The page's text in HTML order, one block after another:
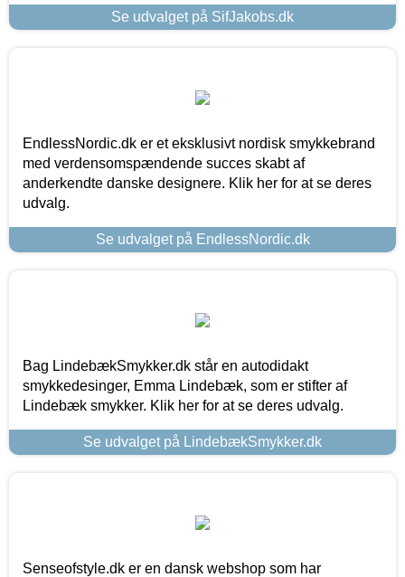
Se udvalget på SifJakobs.dk
EndlessNordic.dk er et eksklusivt nordisk smykkebrand
med verdensomspændende succes skabt af
anderkendte danske designere. Klik her for at se deres
udvalg.
Se udvalget på EndlessNordic.dk
Bag LindebækSmykker.dk står en autodidakt
smykkedesinger, Emma Lindebæk, som er stifter af
Lindebæk smykker. Klik her for at se deres udvalg.
Se udvalget på LindebækSmykker.dk
Senseofstyle.dk er en dansk webshop som har